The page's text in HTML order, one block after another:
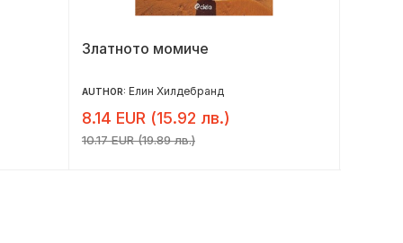
Златното момиче
AUTHOR: Елин Хилдебранд
8.14 EUR (15.92 лв.)
10.17 EUR (19.89 лв.)